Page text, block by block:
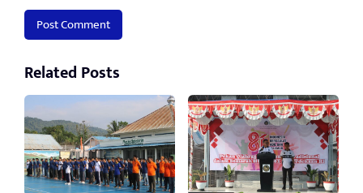
Related Posts